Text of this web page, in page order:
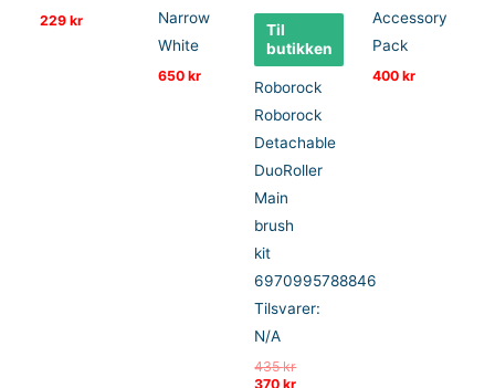
229kr
Narrow
White
650kr
Til
butikken
Roborock
Roborock
Detachable
DuoRoller
Main
brush
kit
6970995788846
Tilsvarer:
N/A
435krOpprinnelig
pris
370krNåværende
Accessory
Pack
400kr